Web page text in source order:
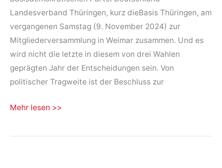
Landesverband Thüringen, kurz dieBasis Thüringen, am
vergangenen Samstag (9. November 2024) zur
Mitgliederversammlung in Weimar zusammen. Und es
wird nicht die letzte in diesem von drei Wahlen
geprägten Jahr der Entscheidungen sein. Von
politischer Tragweite ist der Beschluss zur
Bundestagswahlen
–
Mehr lesen >>